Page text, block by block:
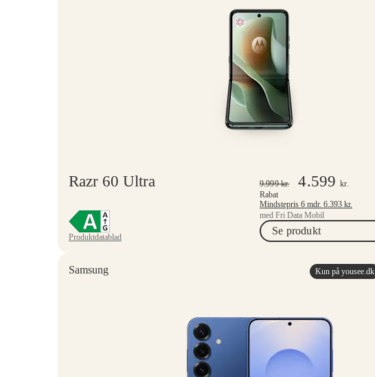
Razr 60 Ultra
Produktdatablad
9.999kr. 4.599kr.
Rabat
Mindstepris 6 mdr. 6.393 kr.
med Fri Data Mobil
Se produkt
Samsung Kun på yousee.dk